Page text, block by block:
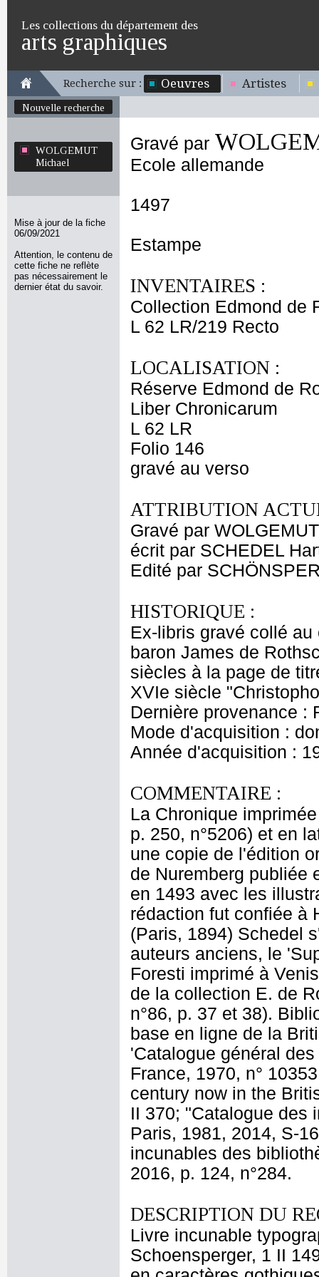
Les collections du département des
arts graphiques
Recherche sur : Oeuvres Artistes
Nouvelle recherche
WOLGEMUT
Michael
Mise à jour de la fiche
06/09/2021
Attention, le contenu de
cette fiche ne reflète
pas nécessairement le
dernier état du savoir.
Gravé par
Ecole allemande
1497
Estampe
INVENTAIRES :
Collection Edmond de
L 62 LR/219 Recto
LOCALISATION :
Réserve Edmond de
Liber Chronicarum
L 62 LR
Folio 146
gravé au verso
ATTRIBUTION
Gravé par
écrit par SCHEDEL
Edité par
HISTORIQUE :
Ex-libris gravé collé
baron James de
siècles à la page de
XVIe siècle
Dernière provenance :
Mode d'acquisition :
Année d'acquisition :
COMMENTAIRE :
La Chronique
p. 250, n°5206) et en
une copie de l'édition
de Nuremberg publiée
en 1493 avec les
rédaction fut confiée à
(Paris, 1894) Schedel
auteurs anciens, le
Foresti imprimé à
de la collection E. de
n°86, p. 37 et 38).
base en ligne de la
'Catalogue général
France, 1970, n°
century now in the
II 370; "Catalogue des
Paris, 1981, 2014, S-
incunables des
2016, p. 124, n°284.
DESCRIPTION DU
Livre incunable
Schoensperger, 1 II